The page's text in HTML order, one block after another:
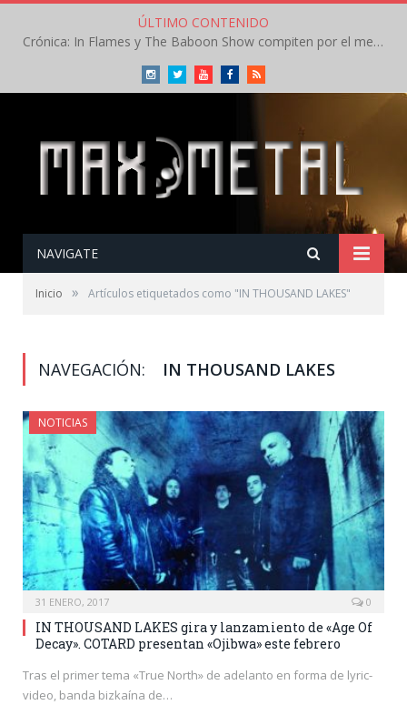
ÚLTIMO CONTENIDO
Crónica: In Flames y The Baboon Show compiten por el mejor concierto del día en el Leyendas del Rock – Viernes – Agosto 2026
InstagramTwitterYoutubeFacebookRSS
NAVIGATE
Inicio » Artículos etiquetados como "IN THOUSAND LAKES"
NAVEGACIÓN: IN THOUSAND LAKES
NOTICIAS
31 ENERO, 2017 0
IN THOUSAND LAKES gira y lanzamiento de «Age Of
Decay». COTARD presentan «Ojibwa» este febrero
Tras el primer tema «True North» de adelanto en forma de lyric-
video, banda bizkaína de…